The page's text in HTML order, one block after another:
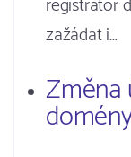
zažádat i…
Změna